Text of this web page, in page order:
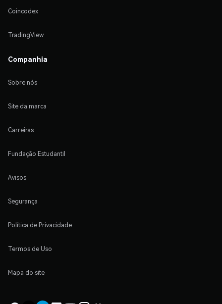
Coincodex
TradingView
Companhia
Sobre nós
Site da marca
Carreiras
Fundação Estudantil
Avisos
Segurança
Política de Privacidade
Termos de Uso
Mapa do site